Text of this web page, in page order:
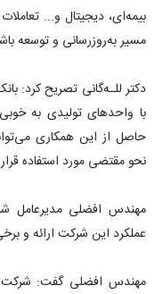
بیمه‌ای، دیجیتال و...
مسیر به‌روزرسانی و توسعه
دکتر للـه‌گانی تصریح کرد:
با واحدهای تولیدی به
حاصل از این همکاری
نحو مقتضی مورد استفاده
مهندس افضلی مدیرعامل
عملکرد این شرکت ارائه و
مهندس افضلی گفت: شرکت